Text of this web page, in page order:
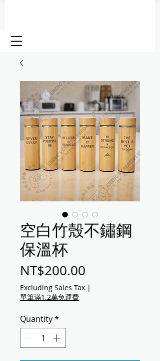
空白竹殼不鏽鋼
保溫杯
NT$200.00
Excluding Sales Tax |
單筆滿1.2萬免運費
Quantity*